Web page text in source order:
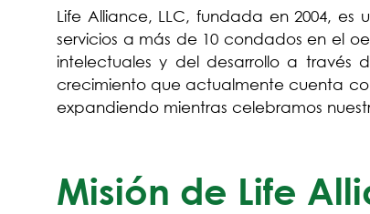
Life Alliance, LLC, fundada en 2004,
servicios a más de 10 condados en el
intelectuales y del desarrollo a través
crecimiento que actualmente cuenta
expandiendo mientras celebramos
Misión de Life